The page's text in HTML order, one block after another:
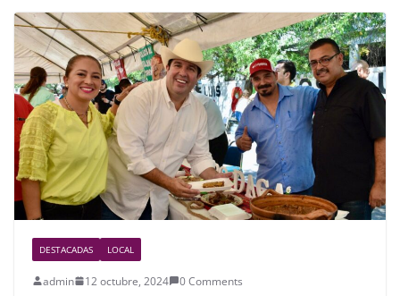
b
o
o
k
DESTACADAS LOCAL
admin 12 octubre, 2024 0 Comments